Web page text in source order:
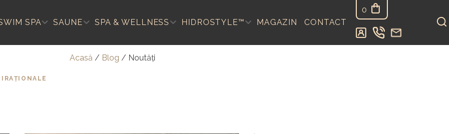
SPA SAUNE SPA & WELLNESS HIDROSTYLE™ MAGAZIN CONTACT
0
Acasă / Blog / Noutăți